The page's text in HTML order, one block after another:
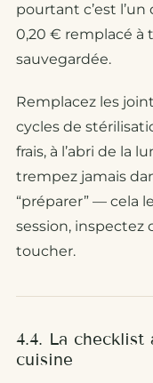
pourtant c’est
0,20 € remplacé à
sauvegardée.
Remplacez les
cycles de
frais, à l’abri de la
trempez jamais
“préparer” — cela
session, inspectez
toucher.
4.4. La
cuisine